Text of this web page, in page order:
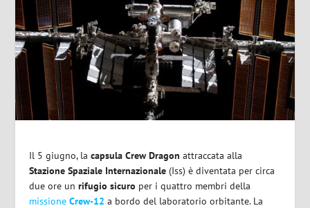
Il 5 giugno, lacapsula Crew Dragon attraccata alla
Stazione Spaziale Internazionale (Iss) è diventata per circa
due ore un rifugio sicuro per i quattro membri della
missione Crew-12 a bordo del laboratorio orbitante. La